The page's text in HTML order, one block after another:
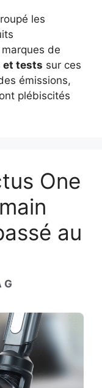
les
de
et tests sur ces
émissions,
plébiscités
One
au
G